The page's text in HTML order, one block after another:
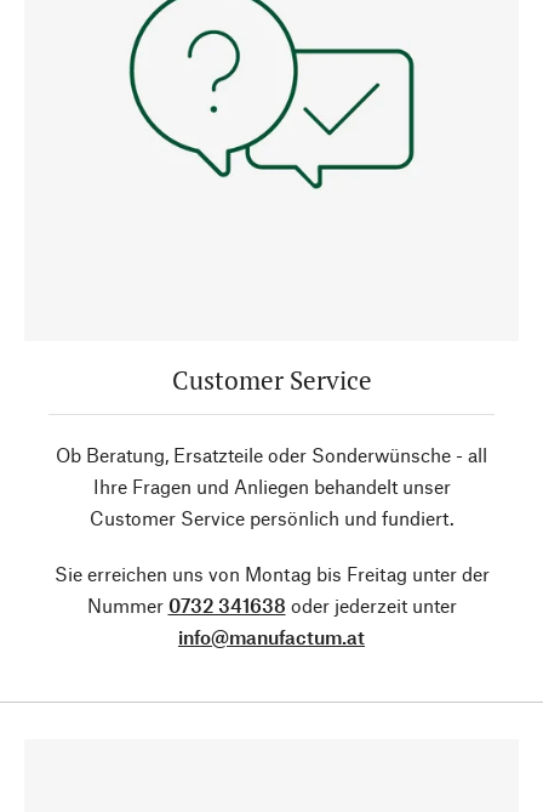
Customer Service
Ob Beratung, Ersatzteile oder Sonderwünsche - all
Ihre Fragen und Anliegen behandelt unser
Customer Service persönlich und fundiert.
Sie erreichen uns von Montag bis Freitag unter der
Nummer 0732 341638 oder jederzeit unter
info@manufactum.at